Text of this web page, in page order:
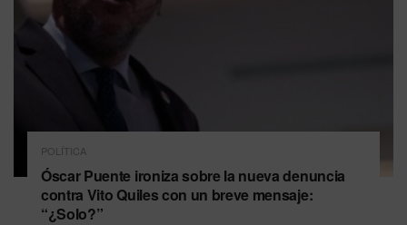
POLÍTICA
Óscar Puente ironiza sobre la nueva denuncia
contra Vito Quiles con un breve mensaje:
“¿Solo?”